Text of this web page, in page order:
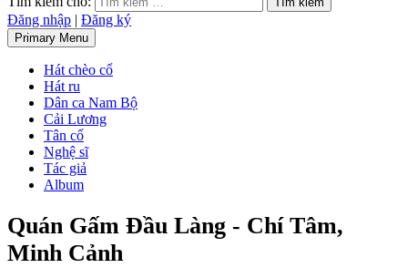
Đăng nhập | Đăng ký
Primary Menu
Hát chèo cổ
Hát ru
Dân ca Nam Bộ
Cải Lương
Tân cổ
Nghệ sĩ
Tác giả
Album
Quán Gấm Đầu Làng - Chí Tâm,
Minh Cảnh